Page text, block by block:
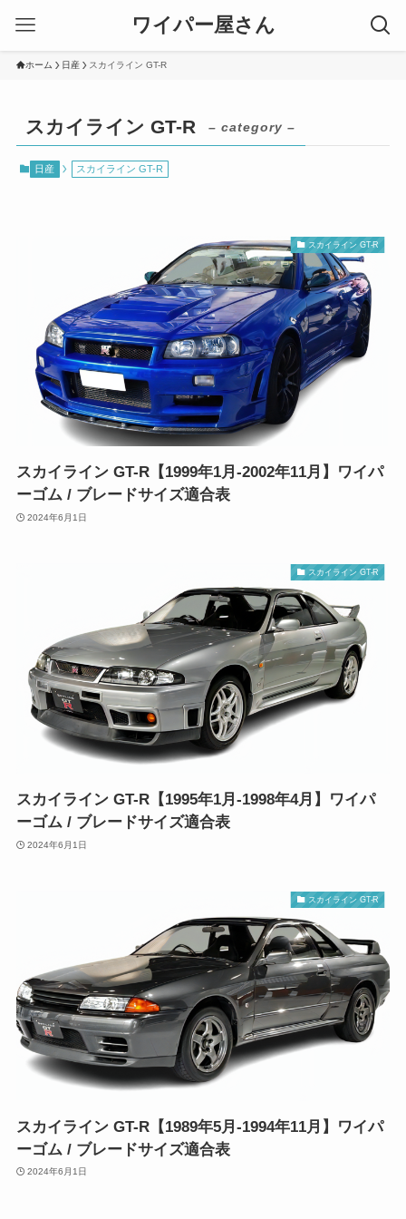
ワイパー屋さん
ホーム 日産 スカイライン GT-R
スカイライン GT-R – category –
日産 スカイライン GT-R
スカイライン GT-R
スカイライン GT-R【1999年1月-2002年11月】ワイパ
ーゴム / ブレードサイズ適合表
2024年6月1日
スカイライン GT-R
スカイライン GT-R【1995年1月-1998年4月】ワイパ
ーゴム / ブレードサイズ適合表
2024年6月1日
スカイライン GT-R
スカイライン GT-R【1989年5月-1994年11月】ワイパ
ーゴム / ブレードサイズ適合表
2024年6月1日